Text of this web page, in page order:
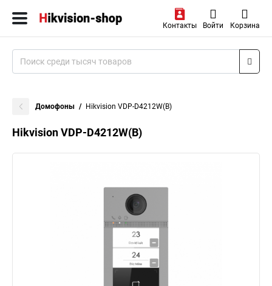
Контакты Войти Корзина
Домофоны Hikvision VDP-D4212W(B)
Hikvision VDP-D4212W(B)